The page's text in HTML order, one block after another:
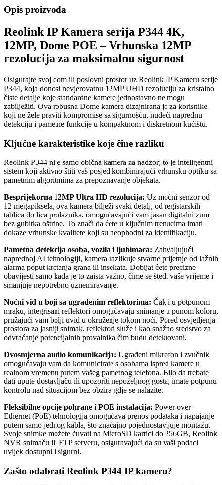
Opis proizvoda
Reolink IP Kamera serija P344 4K,
12MP, Dome POE – Vrhunska 12MP
rezolucija za maksimalnu sigurnost
Osigurajte svoj dom ili poslovni prostor uz Reolink IP Kameru serije
P344, koja donosi nevjerovatnu 12MP UHD rezoluciju za kristalno
čiste detalje koje standardne kamere jednostavno ne mogu
zabilježiti. Ova robusna Dome kamera dizajnirana je za korisnike
koji ne žele praviti kompromise sa sigurnošću, nudeći naprednu
detekciju i pametne funkcije u kompaktnom i diskretnom kućištu.
Ključne karakteristike koje čine razliku
Reolink P344 nije samo obična kamera za nadzor; to je inteligentni
sistem koji aktivno štiti vaš posjed kombinirajući vrhunsku optiku sa
pametnim algoritmima za prepoznavanje objekata.
Besprijekorna 12MP Ultra HD rezolucija: Uz moćni senzor od
12 megapiksela, ova kamera bilježi svaki detalj, od registarskih
tablica do lica prolaznika, omogućavajući vam jasan digitalni zum
bez gubitka oštrine. To znači da ćete u ključnim trenucima imati
dokaze vrhunske kvalitete koji su neophodni za identifikaciju.
Pametna detekcija osoba, vozila i ljubimaca: Zahvaljujući
naprednoj AI tehnologiji, kamera razlikuje stvarne prijetnje od lažnih
alarma poput kretanja grana ili insekata. Dobijat ćete precizne
obavijesti samo kada je to zaista važno, čime se štedi vaše vrijeme i
smanjuje nepotrebno uznemiravanje.
Noćni vid u boji sa ugrađenim reflektorima: Čak i u potpunom
mraku, integrisani reflektori omogućavaju snimanje u punom koloru,
pružajući vam bolji uvid u okruženje tokom noći. Pored osvjetljenja
prostora za jasniji snimak, reflektori služe i kao snažno sredstvo za
odvraćanje potencijalnih provalnika čim budu detektovani.
Dvosmjerna audio komunikacija: Ugrađeni mikrofon i zvučnik
omogućavaju vam da komunicirate s osobama ispred kamere u
realnom vremenu putem vašeg pametnog telefona. Bilo da trebate
dati upute dostavljaču ili upozoriti nepoželjnog gosta, imate potpunu
kontrolu nad situacijom bez obzira gdje se nalazite.
Fleksibilne opcije pohrane i POE instalacija: Power over
Ethernet (PoE) tehnologija omogućava prenos podataka i napajanje
putem samo jednog kabla, što značajno pojednostavljuje montažu.
Svoje snimke možete čuvati na MicroSD kartici do 256GB, Reolink
NVR snimaču ili FTP serveru, osiguravajući da su vaši podaci
uvijek dostupni i sigurni.
Zašto odabrati Reolink P344 IP kameru?